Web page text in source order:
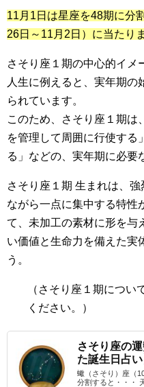
11月1日は星座を48期に分
26日～11月2日） に当たり
さそり座１期の中心的イメ
人生に例えると、実年期の
られています。
このため、さそり座１期は
を管理して周囲に行使する
る」などの、実年期に必要
さそり座１期 生まれは、
ながら一点に集中する特性
て、未加工の素材に形を与
い価値と生命力を備えた実
う。
（さそり座１期につい
ください。）
さそり座の
た誕生日占い
蠍（さそり）座（
分割すると・・・